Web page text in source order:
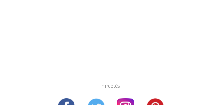
hirdetés